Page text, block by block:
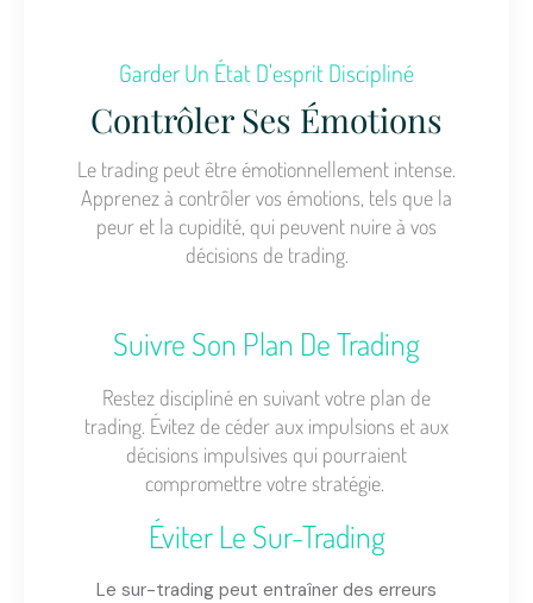
Garder Un État D'esprit Discipliné
Contrôler Ses Émotions
Le trading peut être émotionnellement intense.
Apprenez à contrôler vos émotions, tels que la
peur et la cupidité, qui peuvent nuire à vos
décisions de trading.
Suivre Son Plan De Trading
Restez discipliné en suivant votre plan de
trading. Évitez de céder aux impulsions et aux
décisions impulsives qui pourraient
compromettre votre stratégie.
Éviter Le Sur-Trading
Le sur-trading peut entraîner des erreurs